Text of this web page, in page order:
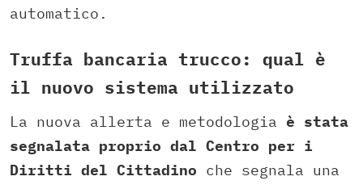
automatico.
Truffa bancaria trucco: qual è
il nuovo sistema utilizzato
La nuova allerta e metodologia è stata
segnalata proprio dal Centro per i
Diritti del Cittadino che segnala una